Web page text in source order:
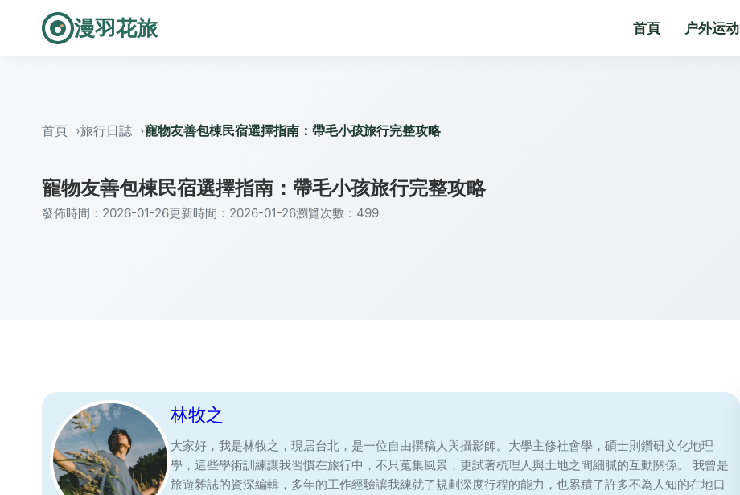
漫羽花旅 首頁 户外运动
首頁 旅行日誌 寵物友善包棟民宿選擇指南：帶毛小孩旅行完整攻略
寵物友善包棟民宿選擇指南：帶毛小孩旅行完整攻略
發佈時間：2026-01-26更新時間：2026-01-26瀏覽次數：499
林牧之
大家好，我是林牧之，現居台北，是一位自由撰稿人與攝影師。大學主修社會學，碩士則鑽研文化地理
學，這些學術訓練讓我習慣在旅行中，不只蒐集風景，更試著梳理人與土地之間細膩的互動關係。 我曾是
旅遊雜誌的資深編輯，多年的工作經驗讓我練就了規劃深度行程的能力，也累積了許多不為人知的在地口